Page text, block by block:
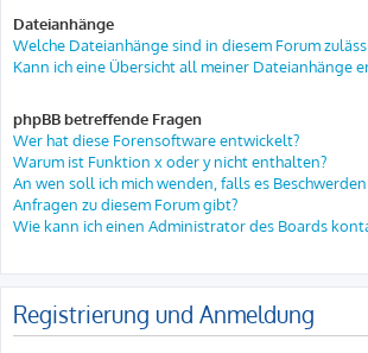
Dateianhänge
Welche Dateianhänge sind in diesem Forum
Kann ich eine Übersicht all meiner Dateianhänge
phpBB betreffende Fragen
Wer hat diese Forensoftware entwickelt?
Warum ist Funktion x oder y nicht enthalten?
An wen soll ich mich wenden, falls es
Anfragen zu diesem Forum gibt?
Wie kann ich einen Administrator des Boards
Registrierung und Anmeldung